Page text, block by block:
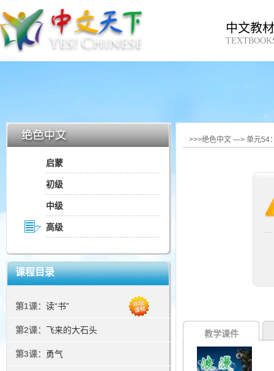
中文教
启蒙
初级
中级
高级
课程目录
第1课： 读“书”
第2课： 飞来的大石头
第3课： 勇气
>>>绝色中文 —> 单元54
教学课件